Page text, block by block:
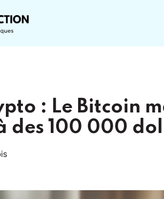
: Le Bitcoin
des 100 000